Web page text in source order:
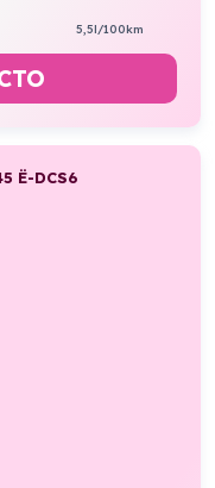
5,5l/100km
Ë-DCS6